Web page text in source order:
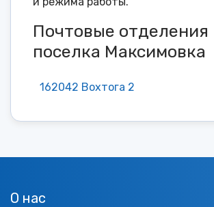
Почтовые отделения
поселка Максимовка
162042 Вохтога 2
О нас